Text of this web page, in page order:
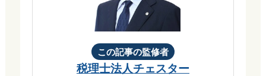
この記事の監修者
税理士法人チェスター